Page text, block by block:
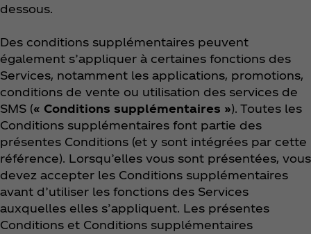
dessous.
Des conditions supplémentaires peuvent
également s’appliquer à certaines fonctions des
Services, notamment les applications, promotions,
conditions de vente ou utilisation des services de
SMS (« Conditions supplémentaires »). Toutes les
Conditions supplémentaires font partie des
présentes Conditions (et y sont intégrées par cette
référence). Lorsqu’elles vous sont présentées, vous
devez accepter les Conditions supplémentaires
avant d’utiliser les fonctions des Services
auxquelles elles s’appliquent. Les présentes
Conditions et Conditions supplémentaires